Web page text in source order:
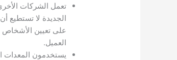
تعمل الشركات
الجديدة لا
على تعيين الأشخاص
العميل.
يستخدمون المعدات